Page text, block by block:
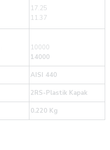
17.25
11.37
10000
14000
AISI 440
2RS-Plastik Kapak
0.220 Kg